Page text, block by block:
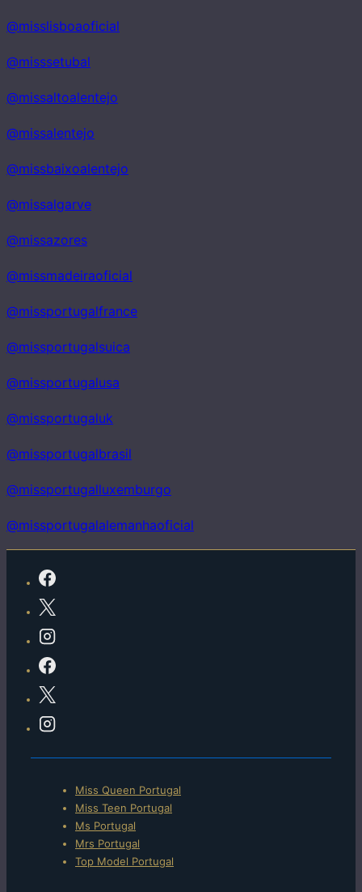
@misslisboaoficial
@misssetubal
@missaltoalentejo
@missalentejo
@missbaixoalentejo
@missalgarve
@missazores
@missmadeiraoficial
@missportugalfrance
@missportugalsuica
@missportugalusa
@missportugaluk
@missportugalbrasil
@missportugalluxemburgo
@missportugalalemanhaoficial
Menu
do
rodapé
Miss Queen Portugal
Miss Teen Portugal
Ms Portugal
Mrs Portugal
Top Model Portugal